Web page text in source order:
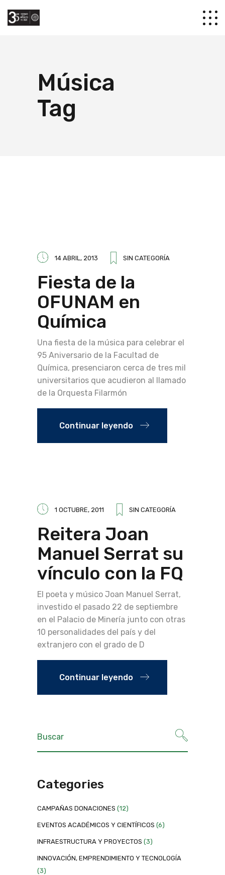
Música
Tag
14 ABRIL, 2013 SIN CATEGORÍA
Fiesta de la
OFUNAM en
Química
Una fiesta de la música para celebrar el
95 Aniversario de la Facultad de
Química, presenciaron cerca de tres mil
universitarios que acudieron al llamado
de la Orquesta Filarmón
Continuar leyendo
1 OCTUBRE, 2011 SIN CATEGORÍA
Reitera Joan
Manuel Serrat su
vínculo con la FQ
El poeta y músico Joan Manuel Serrat,
investido el pasado 22 de septiembre
en el Palacio de Minería junto con otras
10 personalidades del país y del
extranjero con el grado de D
Continuar leyendo
Categories
CAMPAÑAS DONACIONES (12)
EVENTOS ACADÉMICOS Y CIENTÍFICOS (6)
INFRAESTRUCTURA Y PROYECTOS (3)
INNOVACIÓN, EMPRENDIMIENTO Y TECNOLOGÍA
(3)